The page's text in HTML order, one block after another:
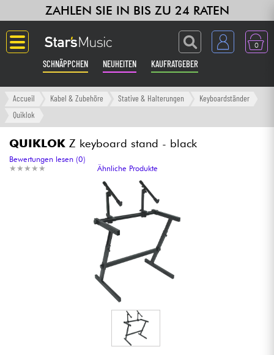
ZAHLEN SIE IN BIS ZU 24 RATEN
0
SCHNÄPPCHEN NEUHEITEN KAUFRATGEBER
Langue
Verstärker & Effekte
Klaviere & Piano
Synths & samplers
Accueil Kabel & Zubehöre Stative & Halterungen
Keyboardständer
Quiklok
QUIKLOK Z keyboard stand - black
★ ★ ★ ★ ★
★ ★ ★ ★ ★
Bewertungen lesen (0)
Ähnliche Produkte